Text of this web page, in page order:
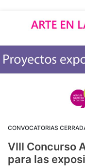
CONVOCATORIAS
VIII Concurso
para las